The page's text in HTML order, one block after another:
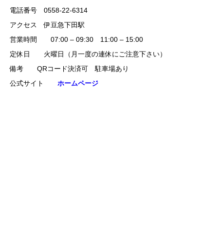
電話番号 0558-22-6314
アクセス 伊豆急下田駅
営業時間 07:00 – 09:30 11:00 – 15:00
定休日 火曜日（月一度の連休にご注意下さい）
備考 QRコード決済可 駐車場あり
公式サイト
ホームページ